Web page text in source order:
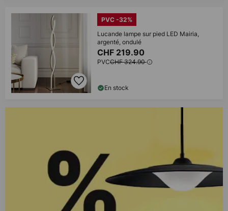
PVC -32%
Lucande lampe sur pied LED Mairia,
argenté, ondulé
CHF 219.90
PVCCHF 324.90
En stock